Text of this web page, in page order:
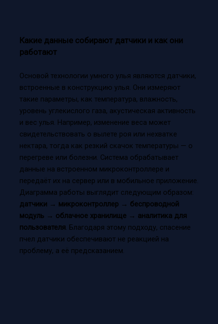
Какие данные собирают датчики и как они
работают
Основой технологии умного улья являются датчики,
встроенные в конструкцию улья. Они измеряют
такие параметры, как температура, влажность,
уровень углекислого газа, акустическая активность
и вес улья. Например, изменение веса может
свидетельствовать о вылете роя или нехватке
нектара, тогда как резкий скачок температуры — о
перегреве или болезни. Система обрабатывает
данные на встроенном микроконтроллере и
передаёт их на сервер или в мобильное приложение.
Диаграмма работы выглядит следующим образом:
датчики → микроконтроллер → беспроводной
модуль → облачное хранилище → аналитика для
пользователя. Благодаря этому подходу, спасение
пчел датчики обеспечивают не реакцией на
проблему, а её предсказанием.